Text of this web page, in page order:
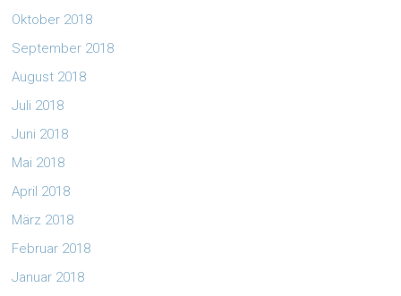
Oktober 2018
September 2018
August 2018
Juli 2018
Juni 2018
Mai 2018
April 2018
März 2018
Februar 2018
Januar 2018